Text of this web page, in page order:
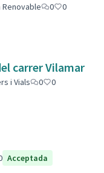
Renovable 0
0
carrer Vilamar
i Vials 0
0
Acceptada